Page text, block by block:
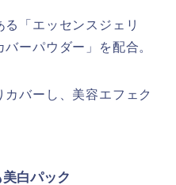
「エッセンスジェリ
ーパウダー」を配合。
バーし、美容エフェク
白パック